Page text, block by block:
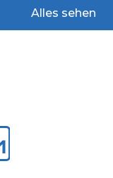
Alles sehen